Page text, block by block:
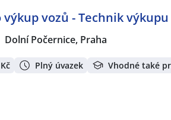
vozů - Technik
Dolní Počernice, Praha
Plný úvazek Vhodné také